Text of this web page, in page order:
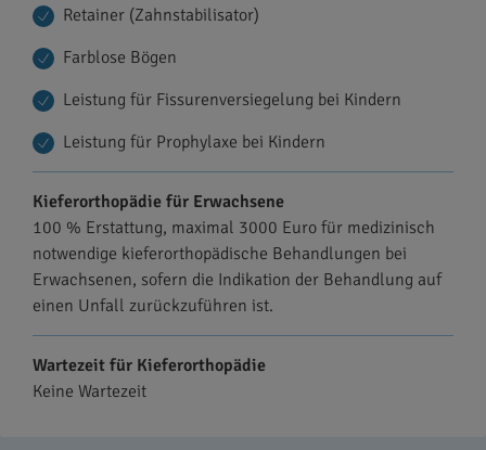
Retainer (Zahnstabilisator)
Farblose Bögen
Leistung für Fissurenversiegelung bei Kindern
Leistung für Prophylaxe bei Kindern
Kieferorthopädie für Erwachsene
100 % Erstattung, maximal 3000 Euro für medizinisch
notwendige kieferorthopädische Behandlungen bei
Erwachsenen, sofern die Indikation der Behandlung auf
einen Unfall zurückzuführen ist.
Wartezeit für Kieferorthopädie
Keine Wartezeit